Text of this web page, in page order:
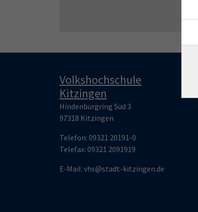
Volkshochschule
Kitzingen
Hindenburgring Süd 3
97318 Kitzingen
Telefon: 09321 20191-0
Telefax: 09321 2091919
E-Mail: vhs@stadt-kitzingen.de